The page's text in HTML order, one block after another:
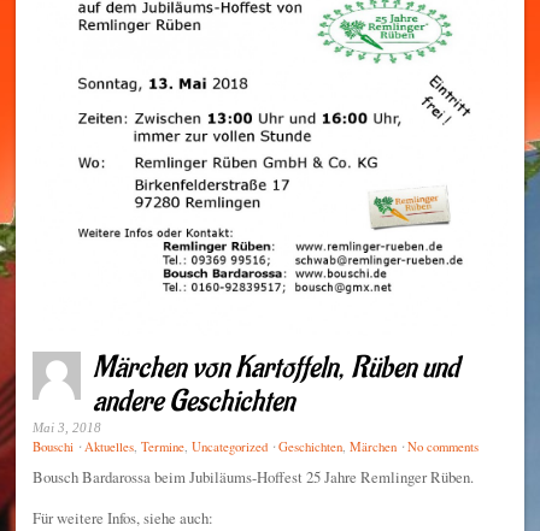
Märchen von Kartoffeln, Rüben und
andere Geschichten
Mai 3, 2018
Bouschi ⋅ Aktuelles,Termine,Uncategorized ⋅ Geschichten,Märchen ⋅ No comments
Bousch Bardarossa beim Jubiläums-Hoffest 25 Jahre Remlinger Rüben.
Für weitere Infos, siehe auch: